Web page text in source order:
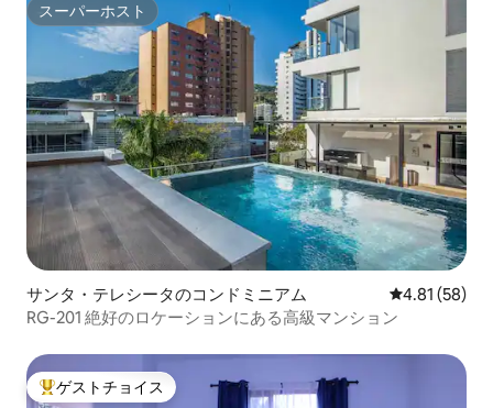
スーパーホスト
スーパーホスト
サンタ・テレシータのコンドミニアム レビュー58
4.81 (58)
RG-201 絶好のロケーションにある高級マンション
大好評のゲストチョイスです。
ゲストチョイス